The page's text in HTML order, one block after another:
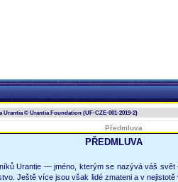
Předmluva
PŘEDMLUVA
Urantie — jméno, kterým se nazývá váš
Ještě více jsou však lidé zmateni a v